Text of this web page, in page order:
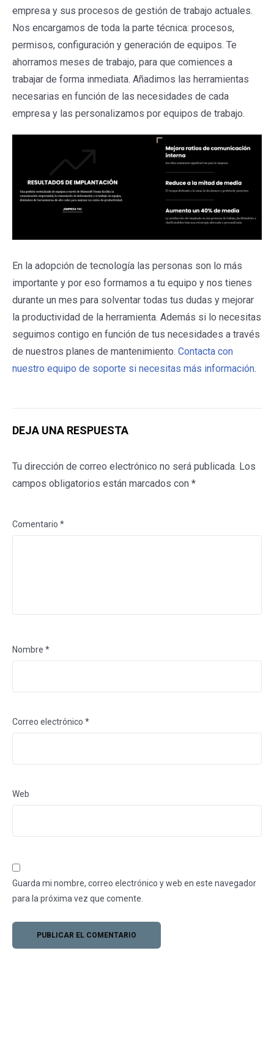
empresa y sus procesos de gestión de trabajo actuales.
Nos encargamos de toda la parte técnica: procesos,
permisos, configuración y generación de equipos. Te
ahorramos meses de trabajo, para que comiences a
trabajar de forma inmediata. Añadimos las herramientas
necesarias en función de las necesidades de cada
empresa y las personalizamos por equipos de trabajo.
En la adopción de tecnología las personas son lo más
importante y por eso formamos a tu equipo y nos tienes
durante un mes para solventar todas tus dudas y mejorar
la productividad de la herramienta. Además si lo necesitas
seguimos contigo en función de tus necesidades a través
de nuestros planes de mantenimiento. Contacta con
nuestro equipo de soporte si necesitas más información.
DEJA UNA RESPUESTA
Tu dirección de correo electrónico no será publicada. Los
campos obligatorios están marcados con *
Comentario *
Nombre *
Correo electrónico *
Web
Guarda mi nombre, correo electrónico y web en este navegador
para la próxima vez que comente.